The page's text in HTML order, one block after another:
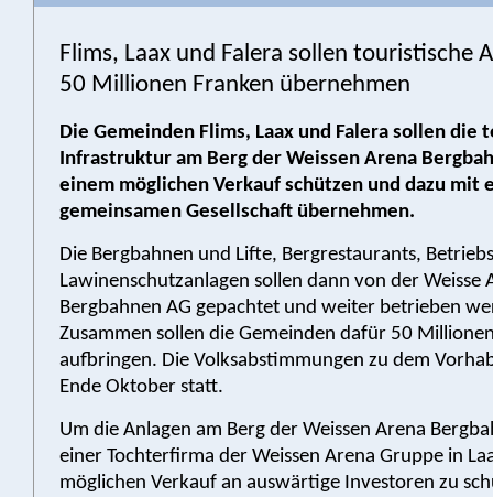
Flims, Laax und Falera sollen touristische
50 Millionen Franken übernehmen
Die Gemeinden Flims, Laax und Falera sollen die
Infrastruktur am Berg der Weissen Arena
einem möglichen Verkauf schützen und dazu mit
gemeinsamen Gesellschaft übernehmen.
Die Bergbahnen und Lifte, Bergrestaurants,
Lawinenschutzanlagen sollen dann von der Weisse
Bergbahnen AG gepachtet und weiter betrieben
Zusammen sollen die Gemeinden dafür 50
aufbringen. Die Volksabstimmungen zu dem
Ende Oktober statt.
Um die Anlagen am Berg der Weissen Arena
einer Tochterfirma der Weissen Arena Gruppe in
möglichen Verkauf an auswärtige Investoren zu